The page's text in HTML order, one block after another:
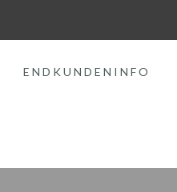
ENDKUNDENINFO